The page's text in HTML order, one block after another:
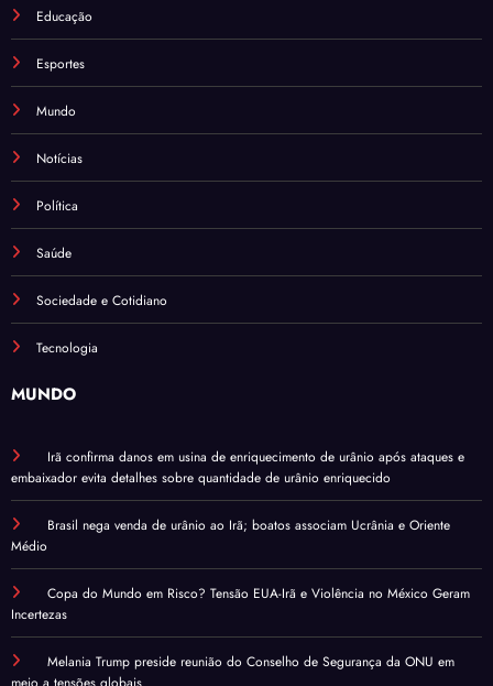
Educação
Esportes
Mundo
Notícias
Política
Saúde
Sociedade e Cotidiano
Tecnologia
MUNDO
Irã confirma danos em usina de enriquecimento de urânio após ataques e
embaixador evita detalhes sobre quantidade de urânio enriquecido
Brasil nega venda de urânio ao Irã; boatos associam Ucrânia e Oriente
Médio
Copa do Mundo em Risco? Tensão EUA-Irã e Violência no México Geram
Incertezas
Melania Trump preside reunião do Conselho de Segurança da ONU em